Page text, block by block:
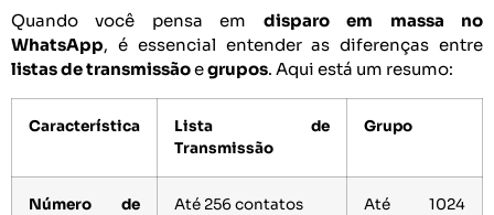
Quando você pensa em disparo em massa no
WhatsApp, é essencial entender as diferenças entre
listas de transmissãoegrupos. Aqui está um resumo:
Característica
Lista de
Transmissão
Grupo
Número de
Até 256 contatos
Até 1024